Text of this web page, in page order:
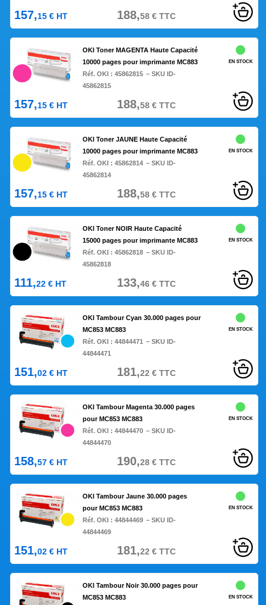
157,15 € HT 188,58€TTC
OKI Toner MAGENTA Haute Capacité
10000 pages pour imprimante MC883
Réf. OKI : 45862815 – SKU ID-
45862815
EN STOCK
157,15 € HT 188,58€TTC
OKI Toner JAUNE Haute Capacité
10000 pages pour imprimante MC883
Réf. OKI : 45862814 – SKU ID-
45862814
EN STOCK
157,15 € HT 188,58€TTC
OKI Toner NOIR Haute Capacité
15000 pages pour imprimante MC883
Réf. OKI : 45862818 – SKU ID-
45862818
EN STOCK
111,22 € HT 133,46€TTC
OKI Tambour Cyan 30.000 pages pour
MC853 MC883
Réf. OKI : 44844471
– SKU ID-
44844471
EN STOCK
151,02 € HT 181,22€TTC
OKI Tambour Magenta 30.000 pages
pour MC853 MC883
Réf. OKI : 44844470 – SKU ID-
44844470
EN STOCK
158,57 € HT 190,28€TTC
OKI Tambour Jaune 30.000 pages
pour MC853 MC883
Réf. OKI : 44844469 – SKU ID-
44844469
EN STOCK
151,02 € HT 181,22€TTC
OKI Tambour Noir 30.000 pages pour
MC853 MC883
EN STOCK